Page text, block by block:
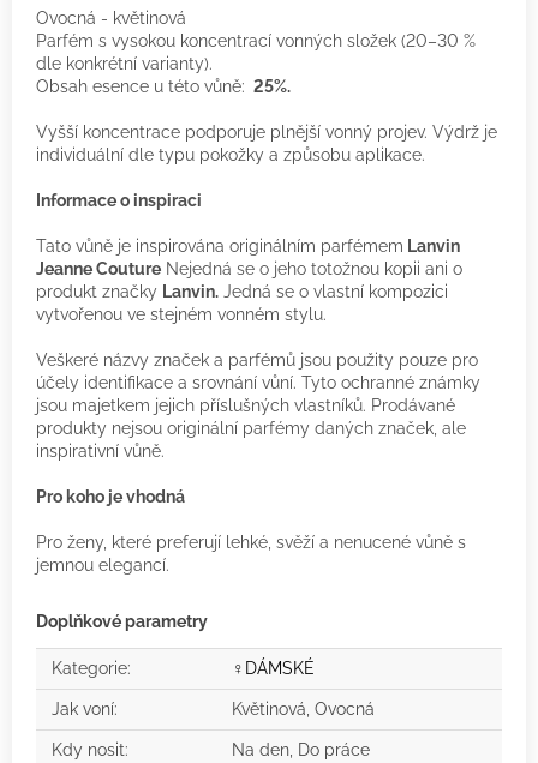
Ovocná - květinová
Parfém s vysokou koncentrací vonných složek (20–30 %
dle konkrétní varianty).
Obsah esence u této vůně: 25%.
Vyšší koncentrace podporuje plnější vonný projev. Výdrž je
individuální dle typu pokožky a způsobu aplikace.
Informace o inspiraci
Tato vůně je inspirována originálním parfémem Lanvin
Jeanne Couture Nejedná se o jeho totožnou kopii ani o
produkt značky Lanvin. Jedná se o vlastní kompozici
vytvořenou ve stejném vonném stylu.
Veškeré názvy značek a parfémů jsou použity pouze pro
účely identifikace a srovnání vůní. Tyto ochranné známky
jsou majetkem jejich příslušných vlastníků. Prodávané
produkty nejsou originální parfémy daných značek, ale
inspirativní vůně.
Pro koho je vhodná
Pro ženy, které preferují lehké, svěží a nenucené vůně s
jemnou elegancí.
Doplňkové parametry
Kategorie: ♀️DÁMSKÉ
Jak voní: Květinová, Ovocná
Kdy nosit: Na den, Do práce